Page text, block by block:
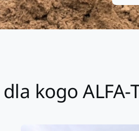
kogo ALFA-